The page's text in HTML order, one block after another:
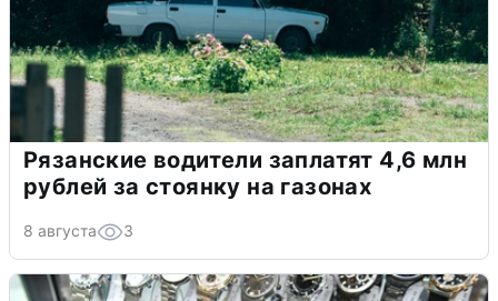
Рязанские водители заплатят 4,6 млн
рублей за стоянку на газонах
8 августа 3